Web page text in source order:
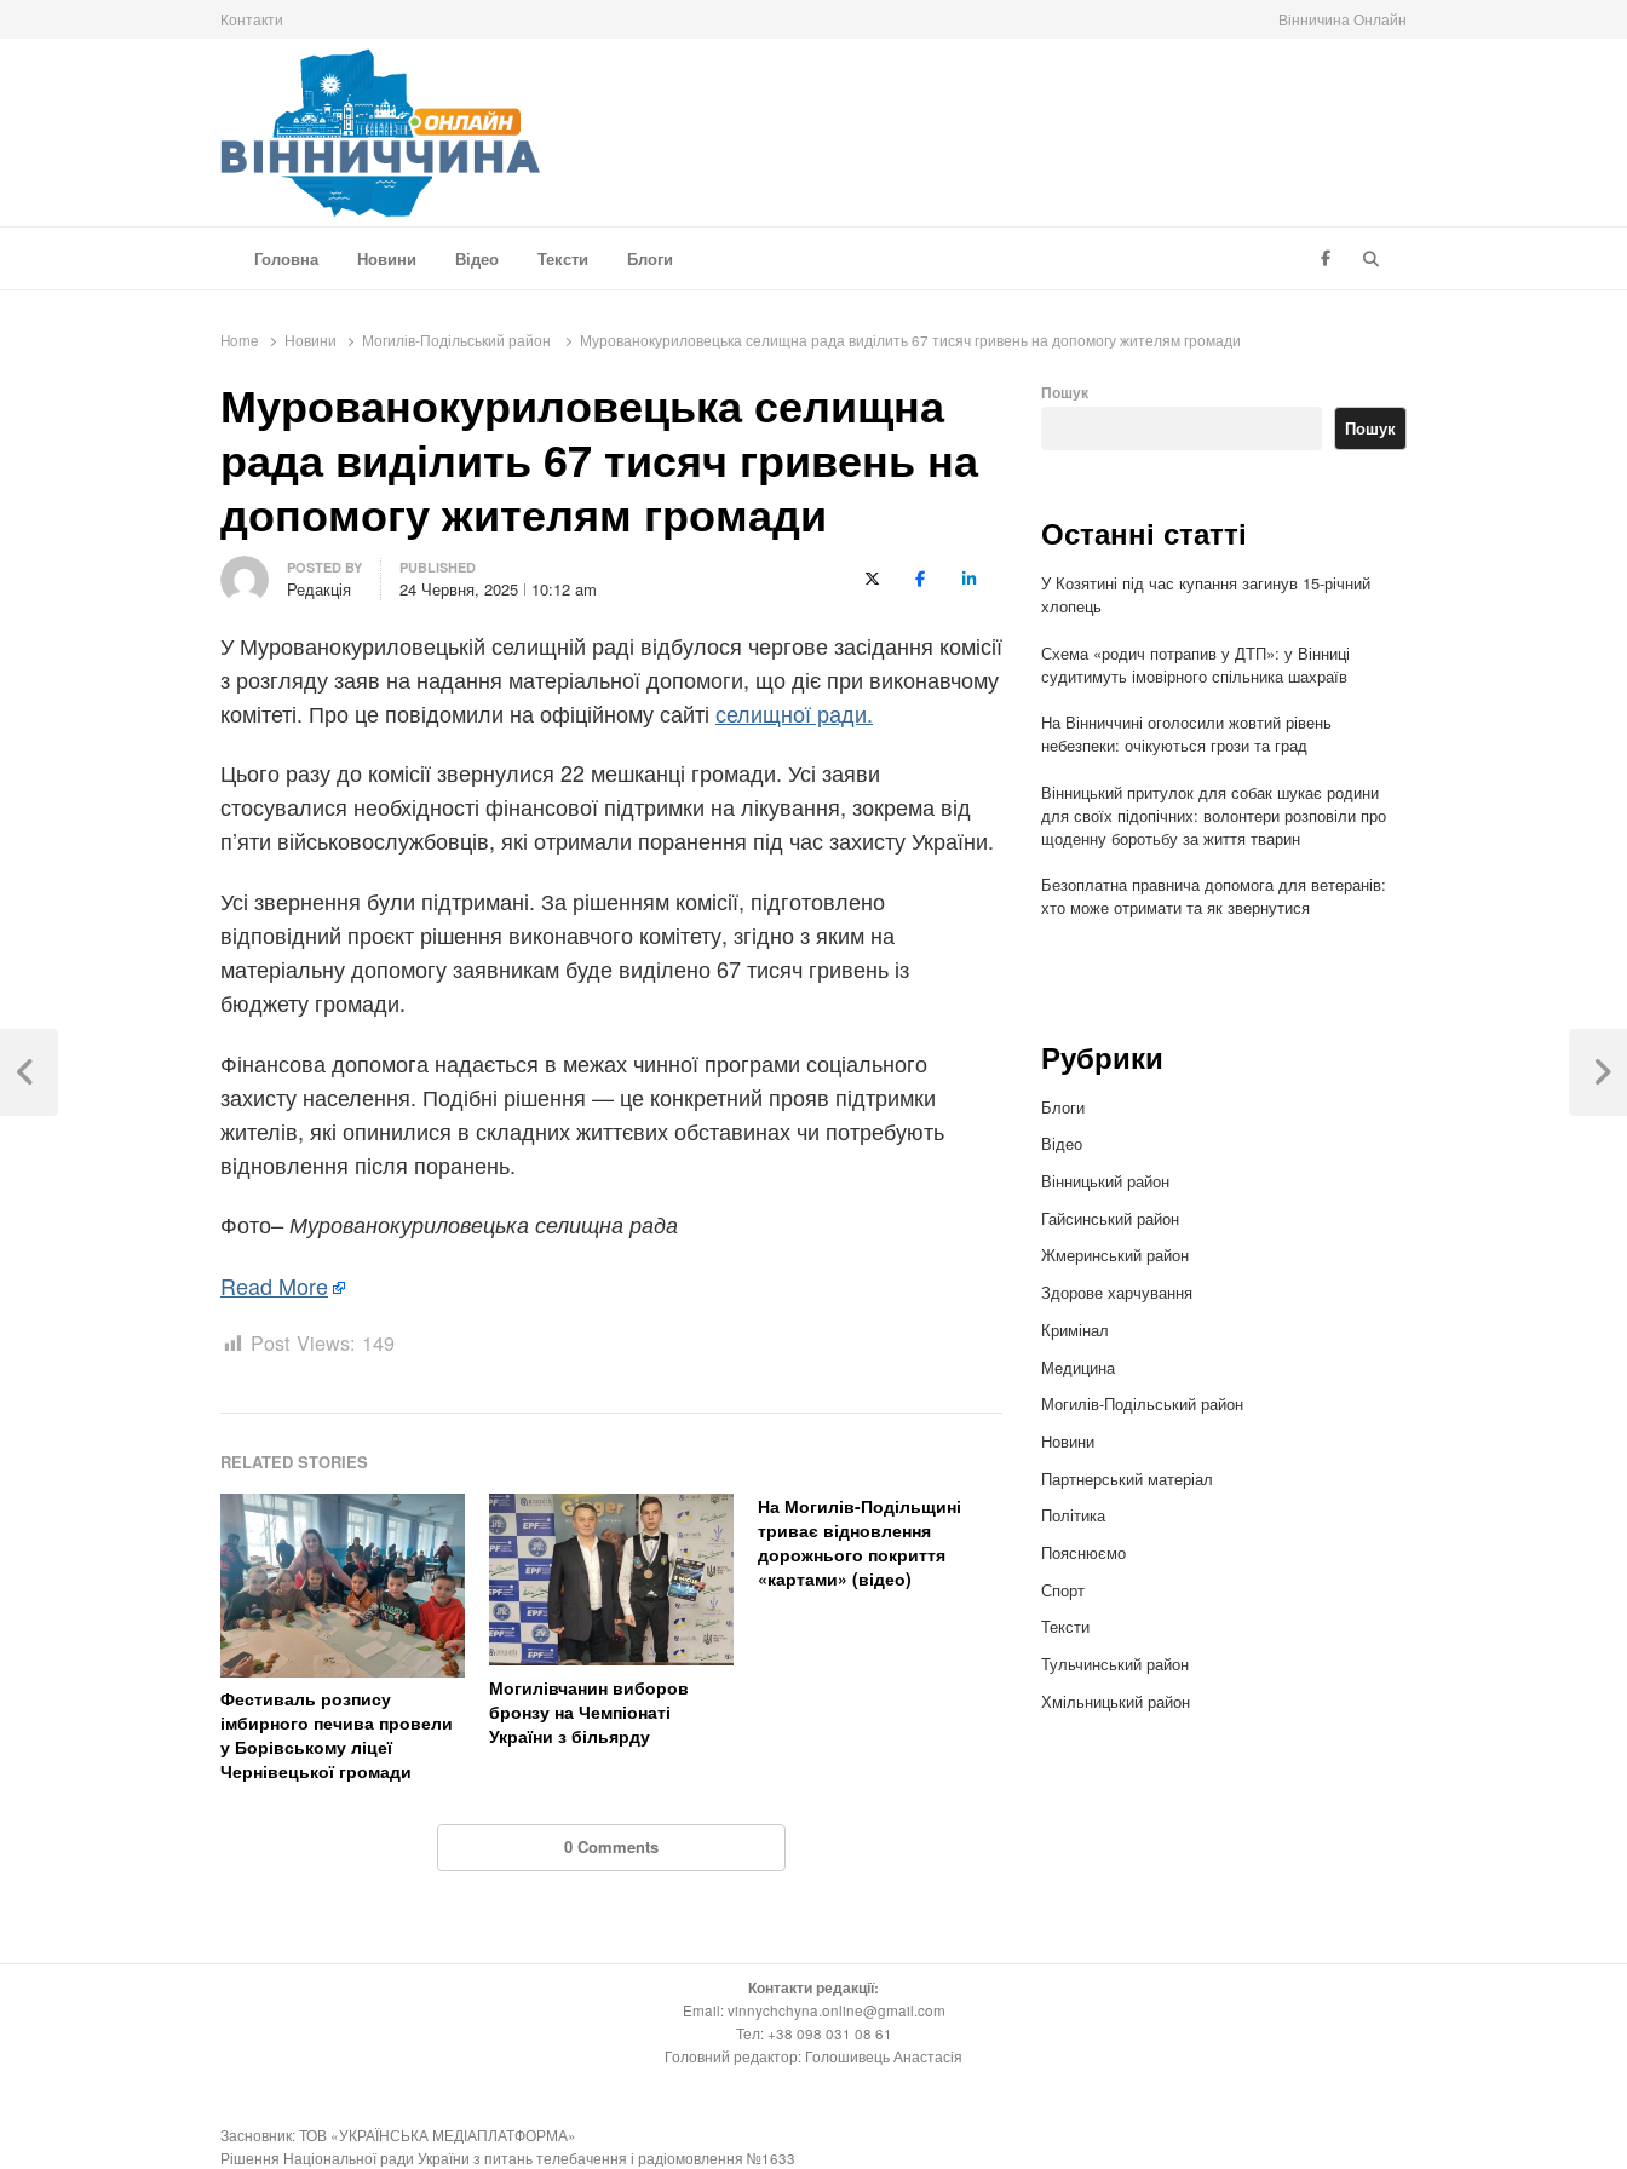
Контакти Вінничина Онлайн
Головна
Новини Відео Тексти Блоги
Home Новини Могилів-Подільський район Мурованокуриловецька селищна рада виділить 67 тисяч гривень на допомогу жителям громади
Мурованокуриловецька селищна
рада виділить 67 тисяч гривень на
допомогу жителям громади
Author
POSTED BY
Редакція
PUBLISHED
24 Червня, 2025 10:12 am X (Twitter)FacebookLinkedIn
У Мурованокуриловецькій селищній раді відбулося чергове засідання комісії
з розгляду заяв на надання матеріальної допомоги, що діє при виконавчому
комітеті. Про це повідомили на офіційному сайті селищної ради.
Цього разу до комісії звернулися 22 мешканці громади. Усі заяви
стосувалися необхідності фінансової підтримки на лікування, зокрема від
п’яти військовослужбовців, які отримали поранення під час захисту України.
Усі звернення були підтримані. За рішенням комісії, підготовлено
відповідний проєкт рішення виконавчого комітету, згідно з яким на
матеріальну допомогу заявникам буде виділено 67 тисяч гривень із
бюджету громади.
Фінансова допомога надається в межах чинної програми соціального
захисту населення. Подібні рішення — це конкретний прояв підтримки
жителів, які опинилися в складних життєвих обставинах чи потребують
відновлення після поранень.
Фото– Мурованокуриловецька селищна рада
Read More
Post Views: 149
RELATED STORIES
Фестиваль розпису
імбирного печива провели
у Борівському ліцеї
Чернівецької громади
Могилівчанин виборов
бронзу на Чемпіонаті
України з більярду
На Могилів-Подільщині
триває відновлення
дорожнього покриття
«картами» (відео)
0 Comments
записів
Previous
Next
Пошук
Пошук
Останні статті
У Козятині під час купання загинув 15-річний
хлопець
Схема «родич потрапив у ДТП»: у Вінниці
судитимуть імовірного спільника шахраїв
На Вінниччині оголосили жовтий рівень
небезпеки: очікуються грози та град
Вінницький притулок для собак шукає родини
для своїх підопічних: волонтери розповіли про
щоденну боротьбу за життя тварин
Безоплатна правнича допомога для ветеранів:
хто може отримати та як звернутися
Рубрики
Блоги
Відео
Вінницький район
Гайсинський район
Жмеринський район
Здорове харчування
Кримінал
Медицина
Могилів-Подільський район
Новини
Партнерський матеріал
Політика
Пояснюємо
Спорт
Тексти
Тульчинський район
Хмільницький район
Контакти редакції:
Email: vinnychchyna.online@gmail.com
Тел: +38 098 031 08 61
Головний редактор: Голошивець Анастасія
Засновник: ТОВ «УКРАЇНСЬКА МЕДІАПЛАТФОРМА»
Рішення Національної ради України з питань телебачення і радіомовлення №1633